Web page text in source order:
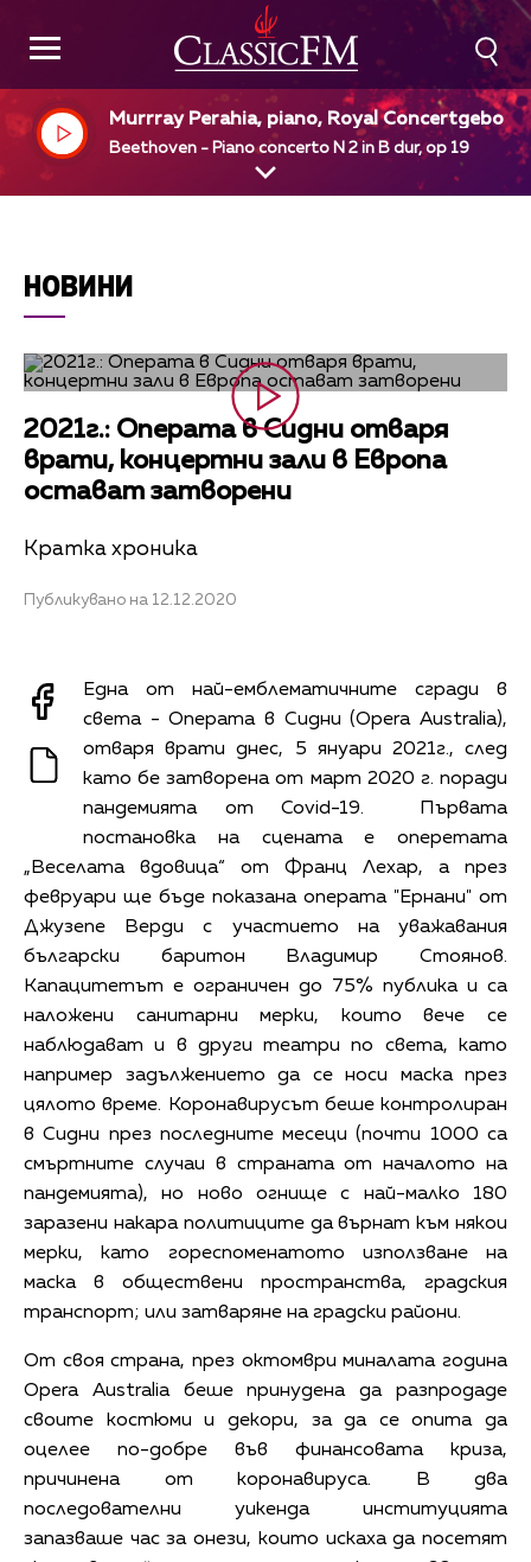
Murrray Perahia, piano, Royal Concertgebouw
Orcestra, Amsterdam, Bernard Haitink, dir
Beethoven - Piano concerto N 2 in B dur, op 19
НОВИНИ
2021г.: Операта в Сидни отваря
врати, концертни зали в Европа
остават затворени
Кратка хроника
Публикувано на 12.12.2020
Една от най-емблематичните сгради в
света - Операта в Сидни (Opera Australia),
отваря врати днес, 5 януари 2021г., след
като бе затворена от март 2020 г. поради
пандемията от Covid-19. Първата
постановка на сцената е оперетата
„Веселата вдовица“ от Франц Лехар, а през
февруари ще бъде показана операта "Ернани" от
Джузепе Верди с участието на уважавания
български баритон Владимир Стоянов.
Капацитетът е ограничен до 75% публика и са
наложени санитарни мерки, които вече се
наблюдават и в други театри по света, като
например задължението да се носи маска през
цялото време. Коронавирусът беше контролиран
в Сидни през последните месеци (почти 1000 са
смъртните случаи в страната от началото на
пандемията), но ново огнище с най-малко 180
заразени накара политиците да върнат към някои
мерки, като гореспоменатото използване на
маска в обществени пространства, градския
транспорт; или затваряне на градски райони.
От своя страна, през октомври миналата година
Opera Australia беше принудена да разпродаде
своите костюми и декори, за да се опита да
оцелее по-добре във финансовата криза,
причинена от коронавируса. В два
последователни уикенда институцията
запазваше час за онези, които искаха да посетят